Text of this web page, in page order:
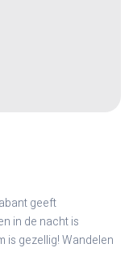
geeft
in de nacht is
is gezellig! Wandelen